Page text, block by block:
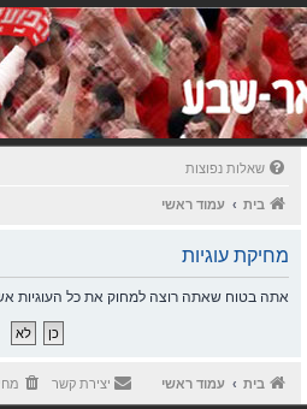
שאלות נפוצות
בית עמוד ראשי
מחיקת עוגיות
אתה בטוח שאתה רוצה למחוק את כל העוגיות
בית עמוד ראשי יצירת קשר